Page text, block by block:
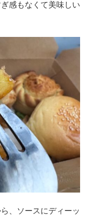
感もなくて美味しい
、ソースにディーッ